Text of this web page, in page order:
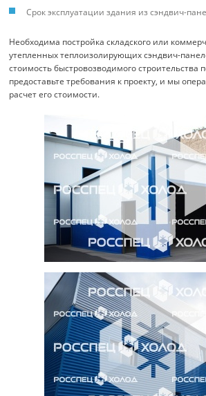
Срок эксплуатации здания из сэндвич-
Необходима постройка складского или
утепленных теплоизолирующих сэндвич-
стоимость быстровозводимого
предоставьте требования к проекту, и мы
расчет его стоимости.